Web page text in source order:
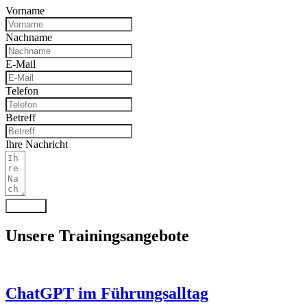
Vorname
Nachname
E-Mail
Telefon
Betreff
Ihre Nachricht
Unsere Trainingsangebote
ChatGPT im Führungsalltag